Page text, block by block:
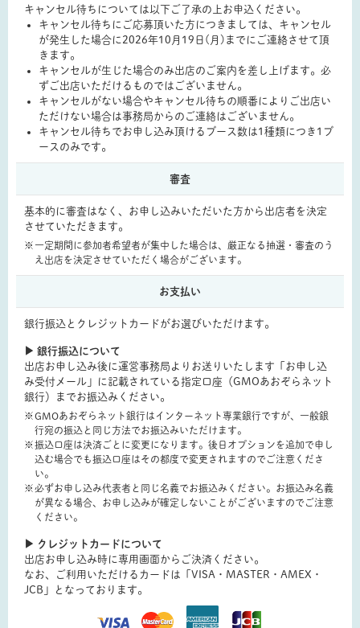
キャンセル待ちについては以下ご了承の上お申込ください。
キャンセル待ちにご応募頂いた方につきましては、キャンセル
が発生した場合に2026年10月19日(月)までにご連絡させて頂
きます。
キャンセルが生じた場合のみ出店のご案内を差し上げます。必
ずご出店いただけるものではございません。
キャンセルがない場合やキャンセル待ちの順番によりご出店い
ただけない場合は事務局からのご連絡はございません。
キャンセル待ちでお申し込み頂けるブース数は1種類につき1ブ
ースのみです。
審査
基本的に審査はなく、お申し込みいただいた方から出店者を決定
させていただきます。
一定期間に参加者希望者が集中した場合は、厳正なる抽選・審査のう
え出店を決定させていただく場合がございます。
お支払い
銀行振込とクレジットカードがお選びいただけます。
▶ 銀行振込について
出店お申し込み後に運営事務局よりお送りいたします「お申し込
み受付メール」に記載されている指定口座（GMOあおぞらネット
銀行）までお振込みください。
GMOあおぞらネット銀行はインターネット専業銀行ですが、一般銀
行宛の振込と同じ方法でお振込みいただけます。
振込口座は決済ごとに変更になります。後日オプションを追加で申し
込む場合でも振込口座はその都度で変更されますのでご注意くださ
い。
必ずお申し込み代表者と同じ名義でお振込みください。お振込み名義
が異なる場合、お申し込みが確定しないことがございますのでご注意
ください。
▶ クレジットカードについて
出店お申し込み時に専用画面からご決済ください。
なお、ご利用いただけるカードは「VISA・MASTER・AMEX・
JCB」となっております。